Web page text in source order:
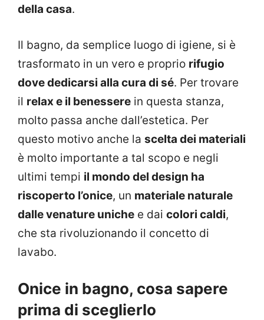
della casa.
Il bagno, da semplice luogo di igiene, si è
trasformato in un vero e proprio rifugio
dove dedicarsi alla cura di sé. Per trovare
il relax e il benessere in questa stanza,
molto passa anche dall’estetica. Per
questo motivo anche la scelta dei materiali
è molto importante a tal scopo e negli
ultimi tempi il mondo del design ha
riscoperto l’onice, un materiale naturale
dalle venature uniche e dai colori caldi,
che sta rivoluzionando il concetto di
lavabo.
Onice in bagno, cosa sapere
prima di sceglierlo